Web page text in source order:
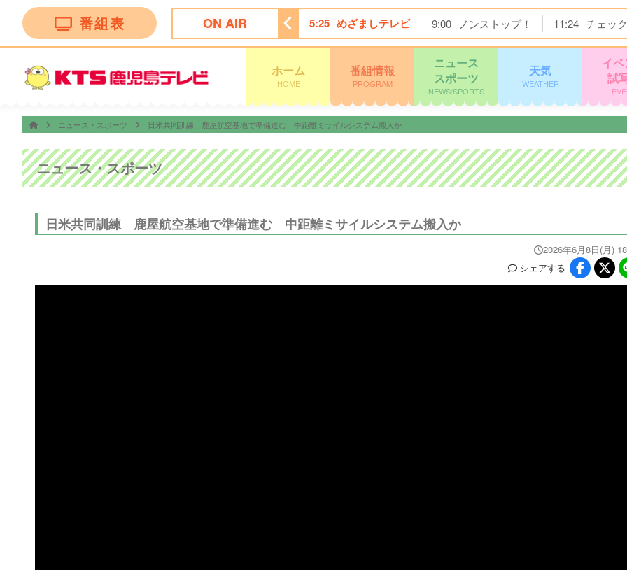
番組表 ON AIR
ピング 4:55 ビタブリッドジャパンテレビショッピング 5:25 めざましテレビ 9:00 ノンストップ！ 11:24 チェッ
ホーム
HOME
番組情報
PROGRAM
ニュース
スポーツ
NEWS/SPORTS
天気
WEATHER
イ
試
ニュース・スポーツ 日米共同訓練 鹿屋航空基地で準備進む 中距離ミサイルシステム搬入か
ニュース・スポーツ
日米共同訓練 鹿屋航空基地で準備進む 中距離ミサイルシステム搬入か
2026年6月8日(月)
シェアする